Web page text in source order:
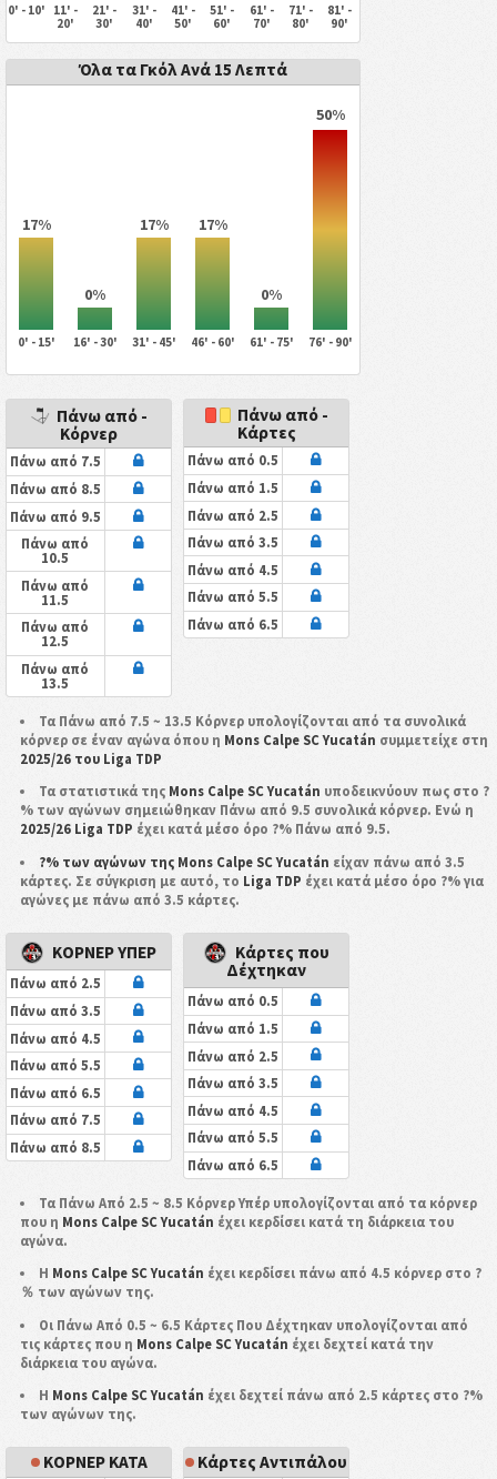
0' - 10'
11' -
20'
21' -
30'
31' -
40'
41' -
50'
51' -
60'
61' -
70'
71' -
80'
81' -
90'
Όλα τα Γκόλ Ανά 15 Λεπτά
17%
0%
17% 17%
0%
50%
0' - 15' 16' - 30' 31' - 45' 46' - 60' 61' - 75' 76' - 90'
Πάνω από -
Κόρνερ
Πάνω από 7.5
Πάνω από 8.5
Πάνω από 9.5
Πάνω από
10.5
Πάνω από
11.5
Πάνω από
12.5
Πάνω από
13.5
Πάνω από -
Κάρτες
Πάνω από 0.5
Πάνω από 1.5
Πάνω από 2.5
Πάνω από 3.5
Πάνω από 4.5
Πάνω από 5.5
Πάνω από 6.5
Τα Πάνω από 7.5 ~ 13.5 Κόρνερ υπολογίζονται από τα συνολικά
κόρνερ σε έναν αγώνα όπου η Mons Calpe SC Yucatán συμμετείχε στη
2025/26 του Liga TDP
Τα στατιστικά της Mons Calpe SC Yucatán υποδεικνύουν πως στο ?
% των αγώνων σημειώθηκαν Πάνω από 9.5 συνολικά κόρνερ. Ενώ η
2025/26 Liga TDP έχει κατά μέσο όρο ?% Πάνω από 9.5.
?% των αγώνων της Mons Calpe SC Yucatán είχαν πάνω από 3.5
κάρτες. Σε σύγκριση με αυτό, το Liga TDP έχει κατά μέσο όρο ?% για
αγώνες με πάνω από 3.5 κάρτες.
ΚΟΡΝΕΡ ΥΠΕΡ
Πάνω από 2.5
Πάνω από 3.5
Πάνω από 4.5
Πάνω από 5.5
Πάνω από 6.5
Πάνω από 7.5
Πάνω από 8.5
Κάρτες που
Δέχτηκαν
Πάνω από 0.5
Πάνω από 1.5
Πάνω από 2.5
Πάνω από 3.5
Πάνω από 4.5
Πάνω από 5.5
Πάνω από 6.5
Τα Πάνω Από 2.5 ~ 8.5 Κόρνερ Υπέρ υπολογίζονται από τα κόρνερ
που η Mons Calpe SC Yucatán έχει κερδίσει κατά τη διάρκεια του
αγώνα.
Η Mons Calpe SC Yucatán έχει κερδίσει πάνω από 4.5 κόρνερ στο ?
％ των αγώνων της.
Οι Πάνω Από 0.5 ~ 6.5 Κάρτες Που Δέχτηκαν υπολογίζονται από
τις κάρτες που η Mons Calpe SC Yucatán έχει δεχτεί κατά την
διάρκεια του αγώνα.
Η Mons Calpe SC Yucatán έχει δεχτεί πάνω από 2.5 κάρτες στο ?%
των αγώνων της.
ΚΟΡΝΕΡ ΚΑΤΑ Κάρτες Αντιπάλου